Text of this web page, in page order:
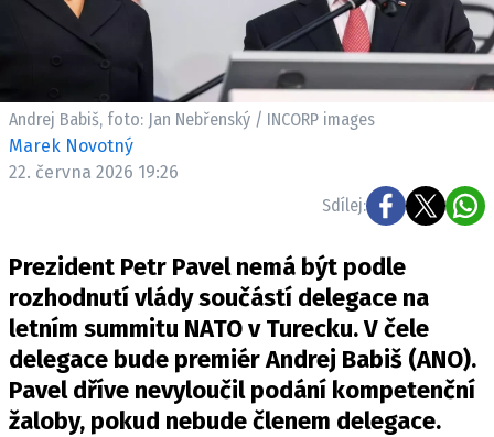
SLEDUJTE NÁS NA
Máte příběh, fotku nebo video?
Pošlete e-mail na newsbox.cz
KONTAKT
VYDAVATEL
INZERCE
OSOBNÍ ÚDAJE / COOKIES
VOLNÁ MÍSTA
Andrej Babiš, foto: Jan Nebřenský / INCORP images
Marek Novotný
22. června 2026 19:26
Sdílej:
Prezident Petr Pavel nemá být podle
rozhodnutí vlády součástí delegace na
letním summitu NATO v Turecku. V čele
delegace bude premiér Andrej Babiš (ANO).
Pavel dříve nevyloučil podání kompetenční
žaloby, pokud nebude členem delegace.